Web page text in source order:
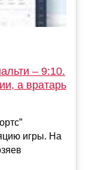
– 9:10.
а вратарь
игры. На